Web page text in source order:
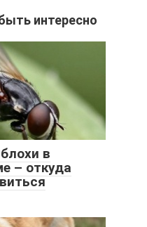
интересно
в
– откуда